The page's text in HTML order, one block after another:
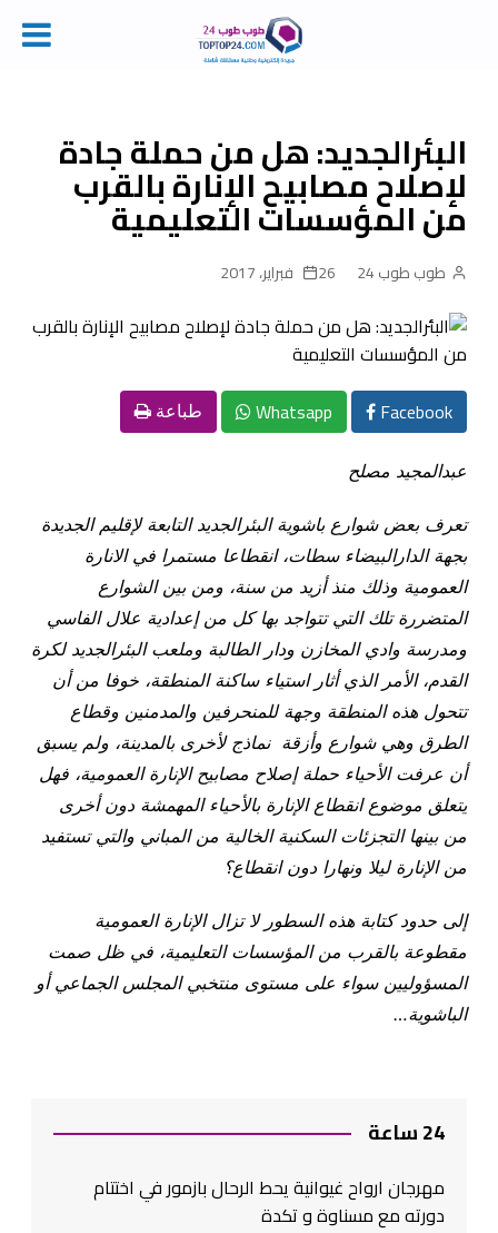
contentالبئرالجديد: هل من حملة جادة
لإصلاح مصابيح الإنارة بالقرب
من المؤسسات التعليمية
طوب طوب 24 26 فبراير، 2017
Facebook
Whatsapp طباعة
عبدالمجيد مصلح
تعرف بعض شوارع باشويةالبئرالجديد التابعة لإقليم الجديدة
بجهة الدارالبيضاء سطات، انقطاعا مستمرا في الانارة
العمومية وذلك منذ أزيد من سنة، ومن بين الشوارع
المتضررة تلك التي تتواجد بها كل من إعدادية علال الفاسي
ومدرسة وادي المخازن ودار الطالبة وملعب البئرالجديد لكرة
القدم،الأمر الذي أثار استياء ساكنة المنطقة، خوفا من أن
تتحول هذه المنطقة وجهة للمنحرفين والمدمنين وقطاع
الطرق وهي شوارع وأزقة نماذج لأخرى بالمدينة، ولم يسبق
أن عرفت الأحياء حملة إصلاح مصابيح الإنارة العمومية، فهل
يتعلق موضوع انقطاع الإنارة بالأحياء المهمشة دون أخرى
من بينها التجزئات السكنية الخالية من المباني والتي تستفيد
من الإنارة ليلا ونهارا دون انقطاع؟
إلى حدود كتابة هذه السطور لا تزال الإنارة العمومية
مقطوعة بالقرب من المؤسسات التعليمية، في ظل صمت
المسؤوليين سواء على مستوى منتخبي المجلس الجماعي أو
الباشوية…
24 ساعة
مهرجان ارواح غيوانية يحط الرحال بازمور في اختتام
دورته مع مسناوة و تكدة